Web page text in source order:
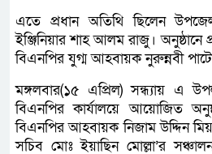
এতে প্রধান অতিথি ছিলেন
ইঞ্জিনিয়ার শাহ আলম রাজু। অনুষ্ঠানে
বিএনপির যুগ্ম আহবায়ক নুরুন্নবী
মঙ্গলবার(১৫ এপ্রিল) সন্ধ্যায় এ
বিএনপির কার্যালয়ে আয়োজিত
বিএনপির আহবায়ক নিজাম উদ্দিন
সচিব মোঃ ইয়াছিন মোল্লা’র